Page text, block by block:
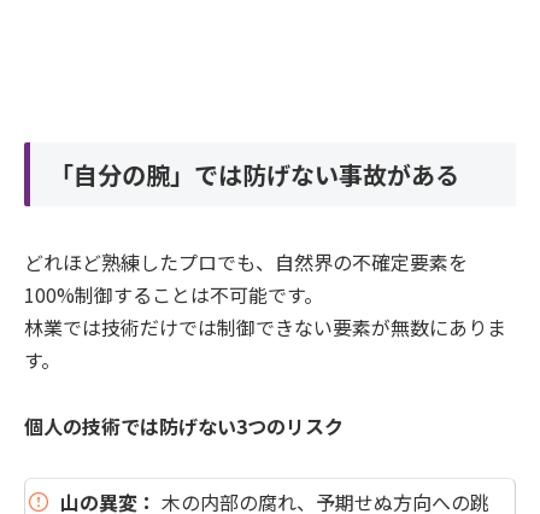
「自分の腕」では防げない事故がある
どれほど熟練したプロでも、自然界の不確定要素を
100%制御することは不可能です。
林業では技術だけでは制御できない要素が無数にありま
す。
個人の技術では防げない3つのリスク
山の異変： 木の内部の腐れ、予期せぬ方向への跳